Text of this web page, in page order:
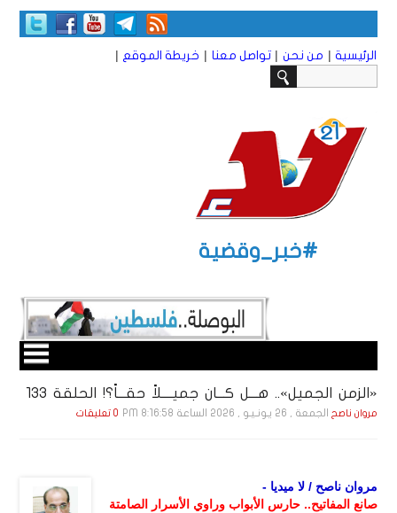
الرئيسية | من نحن | تواصل معنا | خريطة الموقع |
#خبر_وقضية
«الزمن الجميل».. هـــل كـــان جميــــلاً حقـــاً؟! الحلقة 133
مروان ناصح الجمعة , 26 يـونـيـو , 2026 الساعة 8:16:58 PM 0 تعليقات
مروان ناصح / لا ميديا -
صانع المفاتيح.. حارس الأبواب وراوي الأسرار الصامتة